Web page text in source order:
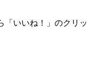
「いいね！」のクリッ